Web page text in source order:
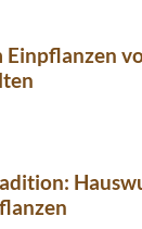
Einpflanzen